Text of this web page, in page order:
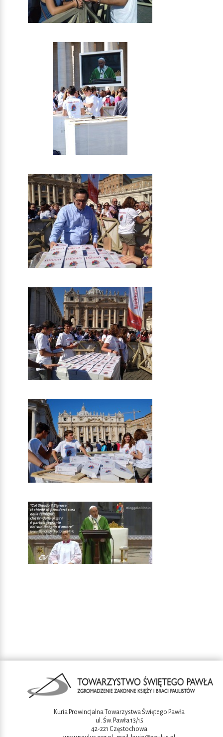
Kuria Prowincjalna Towarzystwa Świętego Pawła
ul. Św. Pawła 13/15
42-221 Częstochowa